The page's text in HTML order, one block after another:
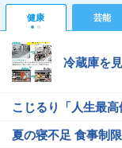
健康 芸能
冷蔵庫を
こじるり「人生最
夏の寝不足 食事制